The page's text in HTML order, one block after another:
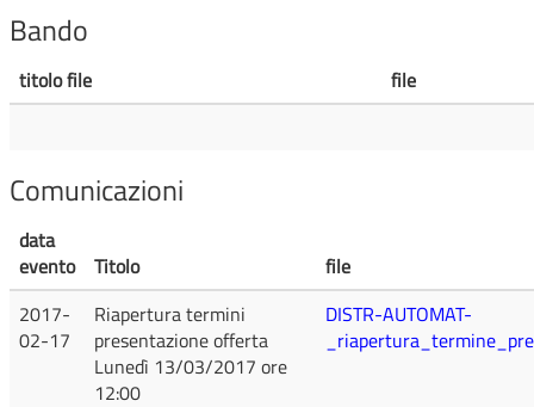
Bando
titolo file file
Comunicazioni
data
evento
Titolo
file
2017-
02-17
Riapertura termini
presentazione offerta
Lunedì 13/03/2017 ore
12:00
DISTR-AUTOMAT-